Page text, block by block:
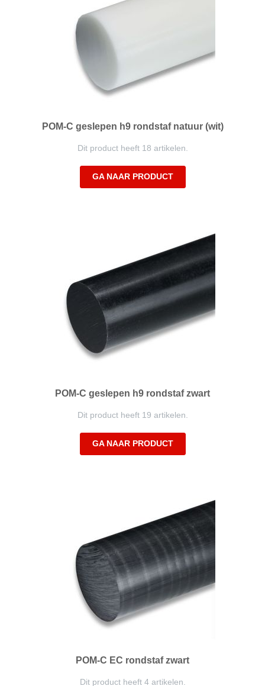
POM-C geslepen h9 rondstaf natuur (wit)
Dit product heeft 18 artikelen.
GA NAAR PRODUCT
POM-C geslepen h9 rondstaf zwart
Dit product heeft 19 artikelen.
GA NAAR PRODUCT
POM-C EC rondstaf zwart
Dit product heeft 4 artikelen.